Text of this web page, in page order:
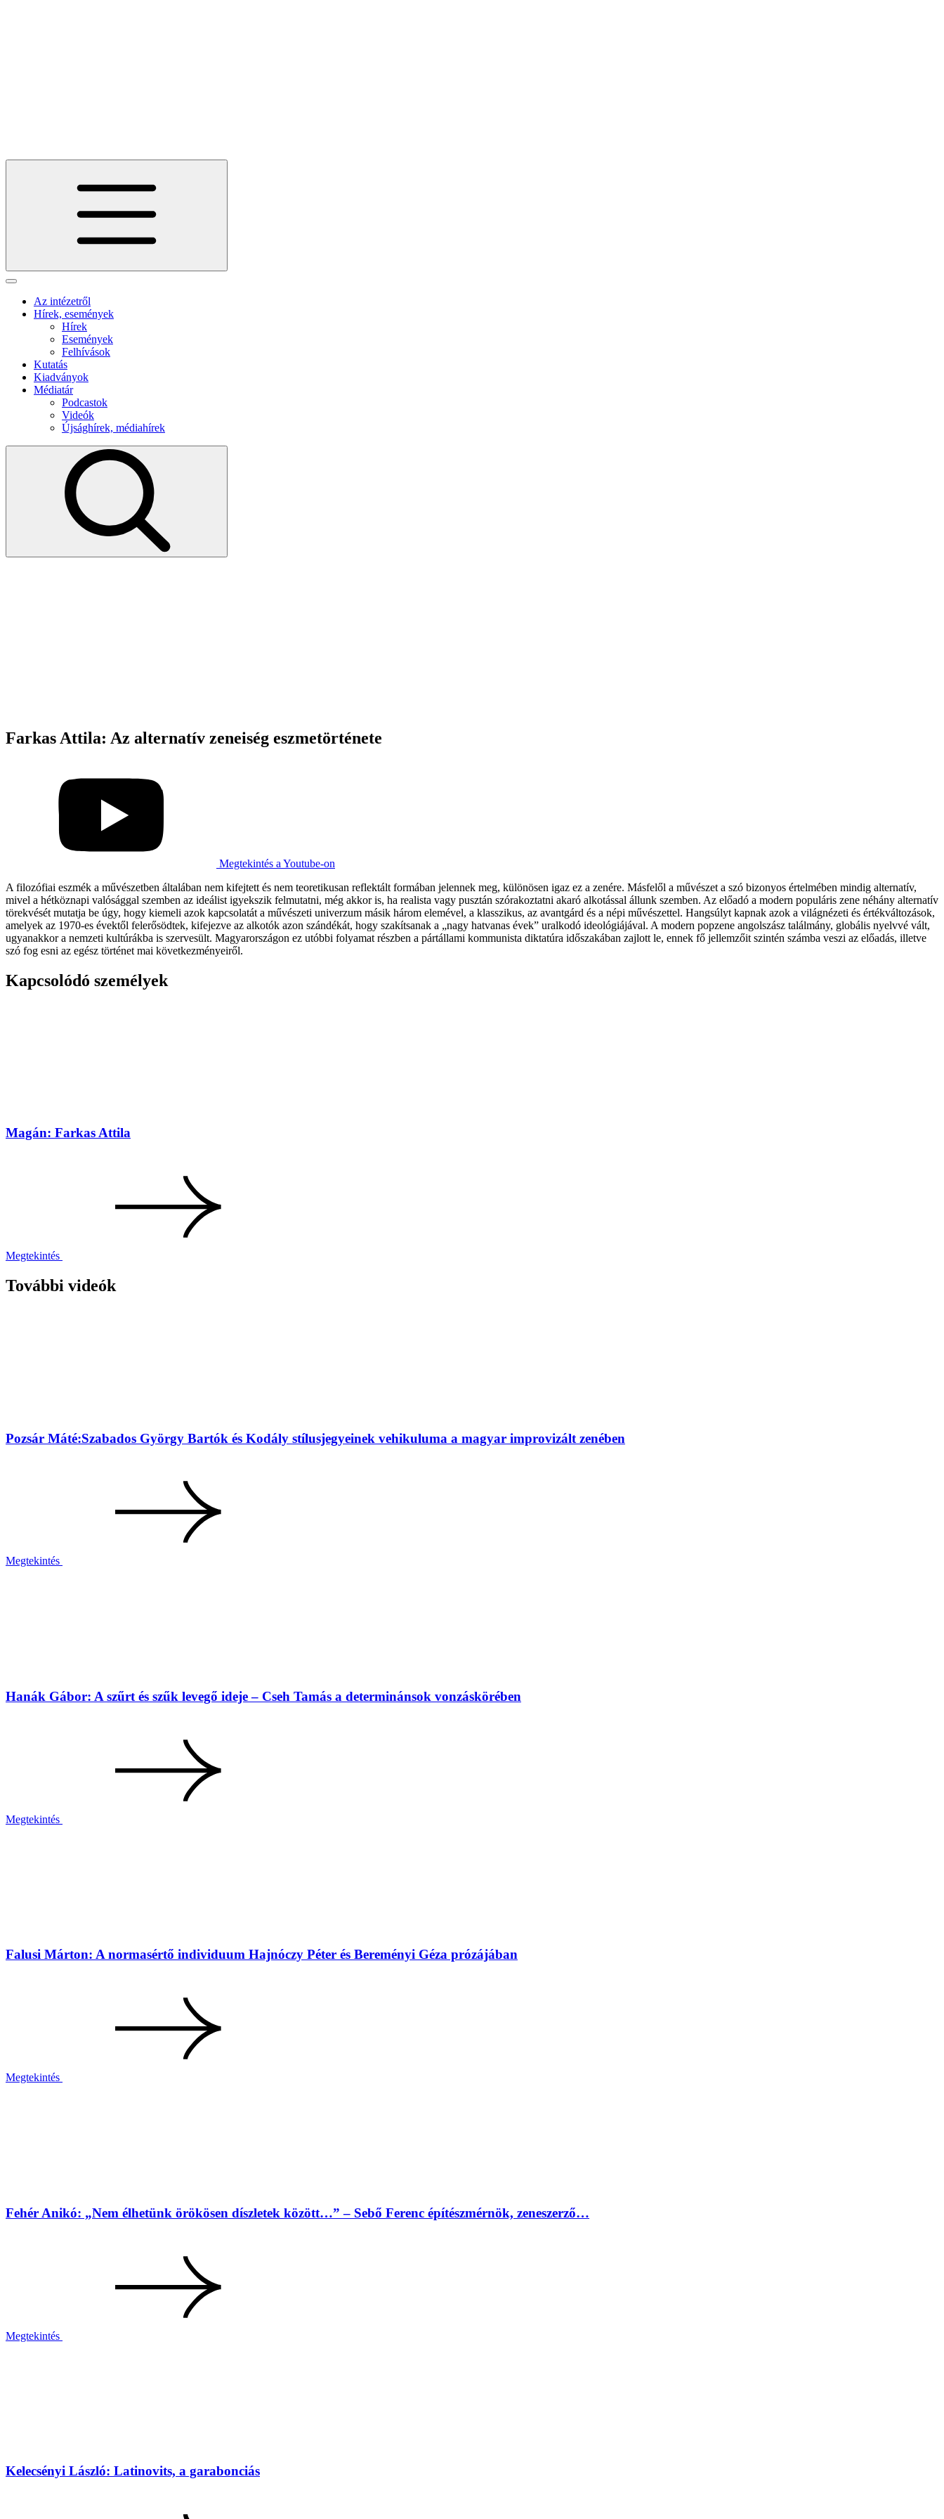
Az intézetről
Hírek, események
Hírek
Események
Felhívások
Kutatás
Kiadványok
Médiatár
Podcastok
Videók
Újsághírek, médiahírek
Farkas Attila: Az alternatív zeneiség eszmetörténete
Megtekintés a Youtube-on
A filozófiai eszmék a művészetben általában nem kifejtett és nem teoretikusan reflektált formában jelennek meg, különösen igaz ez a zenére. Másfelől a művészet a szó bizonyos értelmében mindig alternatív,
mivel a hétköznapi valósággal szemben az ideálist igyekszik felmutatni, még akkor is, ha realista vagy pusztán szórakoztatni akaró alkotással állunk szemben. Az előadó a modern populáris zene néhány alternatív
törekvését mutatja be úgy, hogy kiemeli azok kapcsolatát a művészeti univerzum másik három elemével, a klasszikus, az avantgárd és a népi művészettel. Hangsúlyt kapnak azok a világnézeti és értékváltozások,
amelyek az 1970-es évektől felerősödtek, kifejezve az alkotók azon szándékát, hogy szakítsanak a „nagy hatvanas évek” uralkodó ideológiájával. A modern popzene angolszász találmány, globális nyelvvé vált,
ugyanakkor a nemzeti kultúrákba is szervesült. Magyarországon ez utóbbi folyamat részben a pártállami kommunista diktatúra időszakában zajlott le, ennek fő jellemzőit szintén számba veszi az előadás, illetve
szó fog esni az egész történet mai következményeiről.
Kapcsolódó személyek
Magán: Farkas Attila
Megtekintés
További videók
Pozsár Máté:Szabados György Bartók és Kodály stílusjegyeinek vehikuluma a magyar improvizált zenében
Megtekintés
Hanák Gábor: A szűrt és szűk levegő ideje – Cseh Tamás a determinánsok vonzáskörében
Megtekintés
Falusi Márton: A normasértő individuum Hajnóczy Péter és Bereményi Géza prózájában
Megtekintés
Fehér Anikó: „Nem élhetünk örökösen díszletek között…” – Sebő Ferenc építészmérnök, zeneszerző…
Megtekintés
Kelecsényi László: Latinovits, a garabonciás